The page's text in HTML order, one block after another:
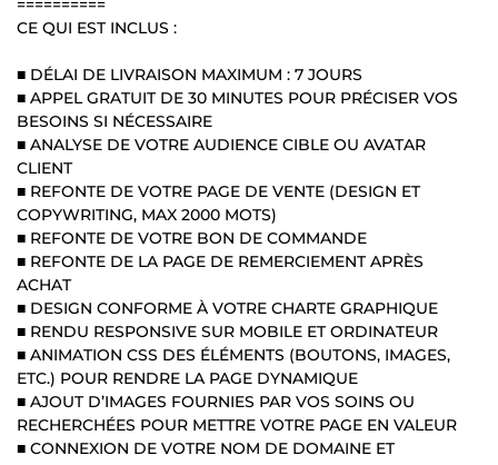
==========
CE QUI EST INCLUS :
■ DÉLAI DE LIVRAISON MAXIMUM : 7 JOURS
■ APPEL GRATUIT DE 30 MINUTES POUR PRÉCISER VOS
BESOINS SI NÉCESSAIRE
■ ANALYSE DE VOTRE AUDIENCE CIBLE OU AVATAR
CLIENT
■ REFONTE DE VOTRE PAGE DE VENTE (DESIGN ET
COPYWRITING, MAX 2000 MOTS)
■ REFONTE DE VOTRE BON DE COMMANDE
■ REFONTE DE LA PAGE DE REMERCIEMENT APRÈS
ACHAT
■ DESIGN CONFORME À VOTRE CHARTE GRAPHIQUE
■ RENDU RESPONSIVE SUR MOBILE ET ORDINATEUR
■ ANIMATION CSS DES ÉLÉMENTS (BOUTONS, IMAGES,
ETC.) POUR RENDRE LA PAGE DYNAMIQUE
■ AJOUT D’IMAGES FOURNIES PAR VOS SOINS OU
RECHERCHÉES POUR METTRE VOTRE PAGE EN VALEUR
■ CONNEXION DE VOTRE NOM DE DOMAINE ET